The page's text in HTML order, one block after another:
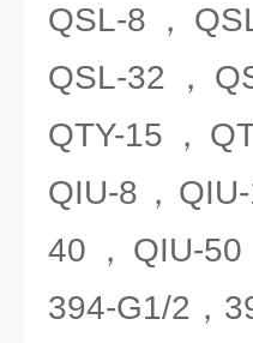
QSL-8，
QSL-32，
QTY-15，
QIU-8，
40，QIU-
394-G1/2，